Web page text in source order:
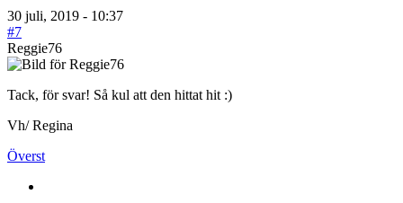
30 juli, 2019 - 10:37
#7
Reggie76
Tack, för svar! Så kul att den hittat hit :)
Vh/ Regina
Överst